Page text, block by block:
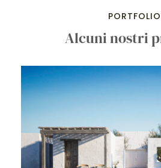
PORTFOLIO
Alcuni nostri